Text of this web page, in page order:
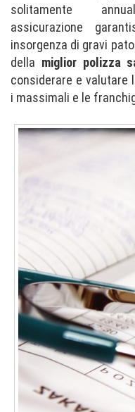
solitamente
assicurazione
insorgenza di gravi
della miglior polizza
considerare e
i massimali e le